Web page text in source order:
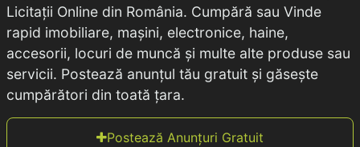
Licitații Online din România. Cumpără sau Vinde
rapid imobiliare, mașini, electronice, haine,
accesorii, locuri de muncă și multe alte produse sau
servicii. Postează anunțul tău gratuit și găsește
cumpărători din toată țara.
Postează Anunțuri Gratuit